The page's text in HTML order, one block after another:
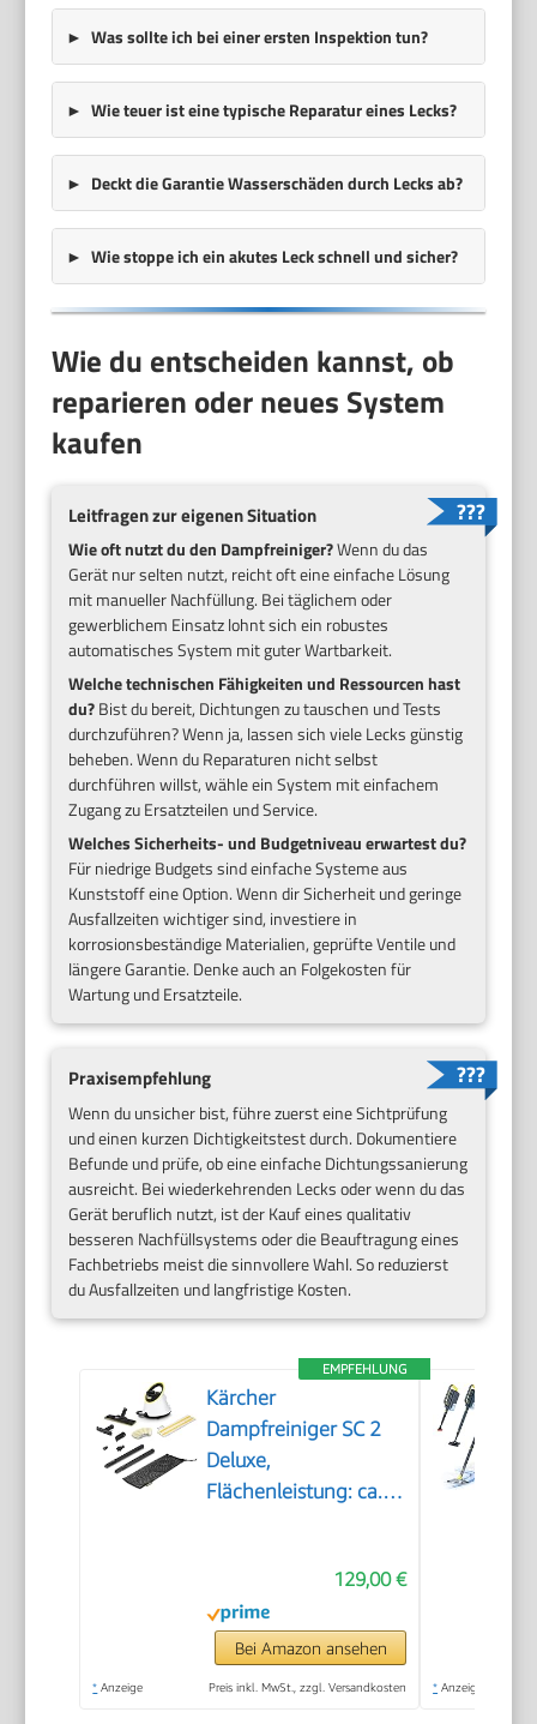
Was sollte ich bei einer ersten Inspektion tun?
Wie teuer ist eine typische Reparatur eines Lecks?
Deckt die Garantie Wasserschäden durch Lecks ab?
Wie stoppe ich ein akutes Leck schnell und sicher?
Wie du entscheiden kannst, ob
reparieren oder neues System
kaufen
Leitfragen zur eigenen Situation
Wie oft nutzt du den Dampfreiniger?Wenn du das
Gerät nur selten nutzt, reicht oft eine einfache Lösung
mit manueller Nachfüllung. Bei täglichem oder
gewerblichem Einsatz lohnt sich ein robustes
automatisches System mit guter Wartbarkeit.
Welche technischen Fähigkeiten und Ressourcen hast
du?Bist du bereit, Dichtungen zu tauschen und Tests
durchzuführen? Wenn ja, lassen sich viele Lecks günstig
beheben. Wenn du Reparaturen nicht selbst
durchführen willst, wähle ein System mit einfachem
Zugang zu Ersatzteilen und Service.
Welches Sicherheits- und Budgetniveau erwartest du?
Für niedrige Budgets sind einfache Systeme aus
Kunststoff eine Option. Wenn dir Sicherheit und geringe
Ausfallzeiten wichtiger sind, investiere in
korrosionsbeständige Materialien, geprüfte Ventile und
längere Garantie. Denke auch an Folgekosten für
Wartung und Ersatzteile.
Praxisempfehlung
Wenn du unsicher bist, führe zuerst eine Sichtprüfung
und einen kurzen Dichtigkeitstest durch. Dokumentiere
Befunde und prüfe, ob eine einfache Dichtungssanierung
ausreicht. Bei wiederkehrenden Lecks oder wenn du das
Gerät beruflich nutzt, ist der Kauf eines qualitativ
besseren Nachfüllsystems oder die Beauftragung eines
Fachbetriebs meist die sinnvollere Wahl. So reduzierst
du Ausfallzeiten und langfristige Kosten.
EMPFEHLUNG
Kärcher
Dampfreiniger SC 2
Deluxe,
Flächenleistung: ca.
bar, Aufheizzeit: 6,5
min., Heizleistung:
1.500 W, mit
Bodenreinigungsset
129,00 €
Bei Amazon ansehen
* Anzeige Preis inkl. MwSt., zzgl. Versandkosten * Anzeige